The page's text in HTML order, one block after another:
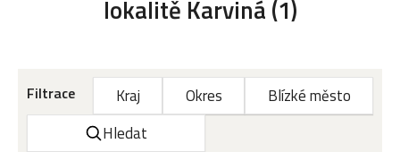
lokalitě Karviná (1)
Filtrace Kraj Okres
Blízké město
Hledat